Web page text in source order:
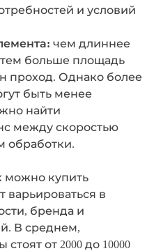
и условий
чем длиннее
больше площадь
проход. Однако более
быть менее
найти
между скоростью
обработки.
можно купить
в
бренда и
В среднем,
от 2000 до 10000